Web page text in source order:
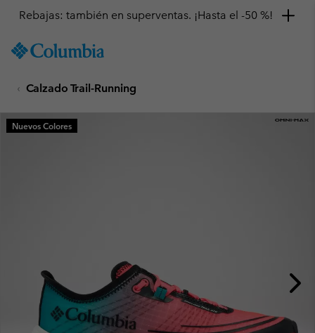
TO
SKIP
MAIN
NAV
Rebajas: también en superventas. ¡Hasta el -50 %!
Calzado Trail-Running
Nuevos Colores